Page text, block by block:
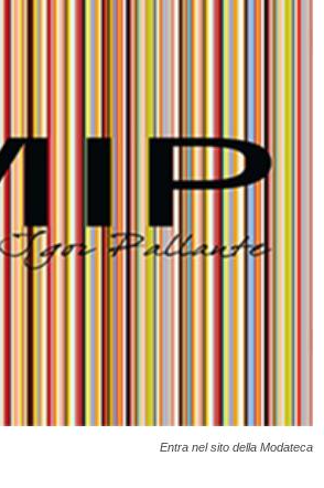
Entra nel sito della Modateca